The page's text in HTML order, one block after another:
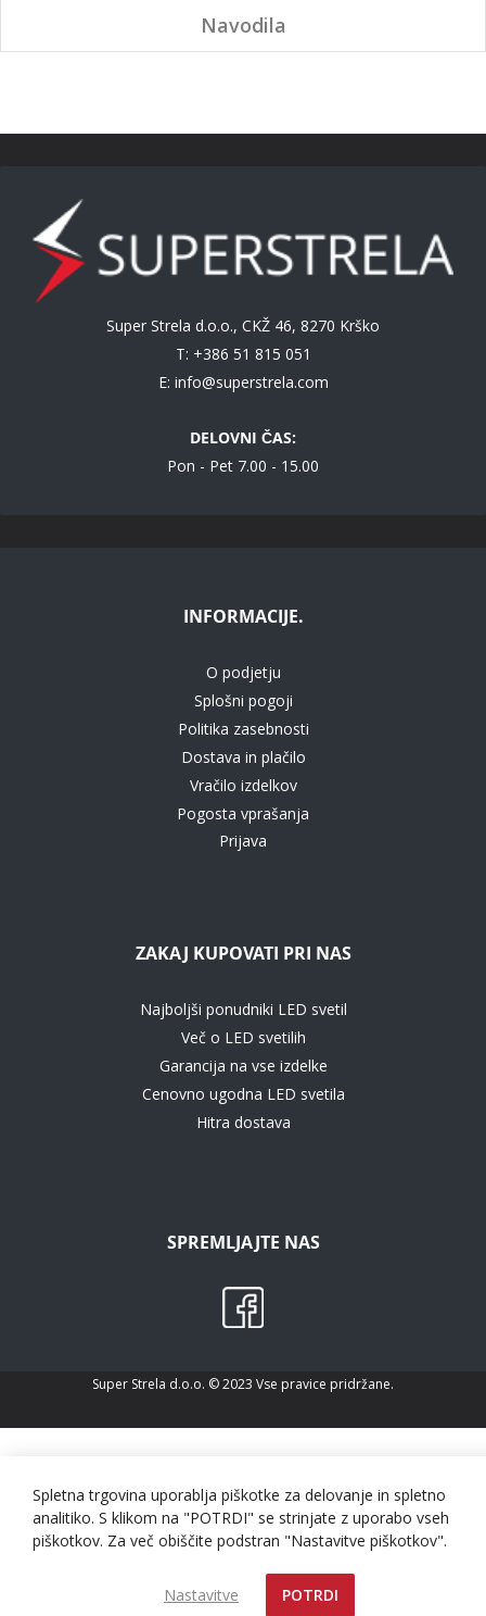
Navodila
Super Strela d.o.o., CKŽ 46, 8270 Krško
T: +386 51 815 051
E: info@superstrela.com
DELOVNI ČAS:
Pon - Pet 7.00 - 15.00
INFORMACIJE.
O podjetju
Splošni pogoji
Politika zasebnosti
Dostava in plačilo
Vračilo izdelkov
Pogosta vprašanja
Prijava
ZAKAJ KUPOVATI PRI NAS
Najboljši ponudniki LED svetil
Več o LED svetilih
Garancija na vse izdelke
Cenovno ugodna LED svetila
Hitra dostava
SPREMLJAJTE NAS
Super Strela d.o.o. © 2023 Vse pravice pridržane.
Spletna trgovina uporablja piškotke za delovanje in spletno
analitiko. S klikom na "POTRDI" se strinjate z uporabo vseh
piškotkov. Za več obiščite podstran "Nastavitve piškotkov".
Nastavitve POTRDI